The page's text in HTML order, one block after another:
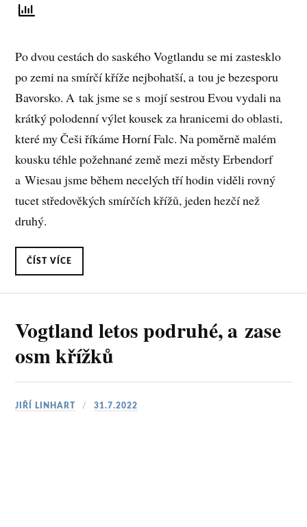
Po dvou cestách do saského Vogtlandu se mi zastesklo
po zemi na smírčí kříže nejbohatší, a tou je bezesporu
Bavorsko. A tak jsme se s mojí sestrou Evou vydali na
krátký polodenní výlet kousek za hranicemi do oblasti,
které my Češi říkáme Horní Falc. Na poměrně malém
kousku téhle požehnané země mezi městy Erbendorf
a Wiesau jsme během necelých tří hodin viděli rovný
tucet středověkých smírčích křížů, jeden hezčí než
druhý.
ČÍST VÍCE
Vogtland letos podruhé, a zase
osm křížků
JIŘÍ LINHART 31.7.2022